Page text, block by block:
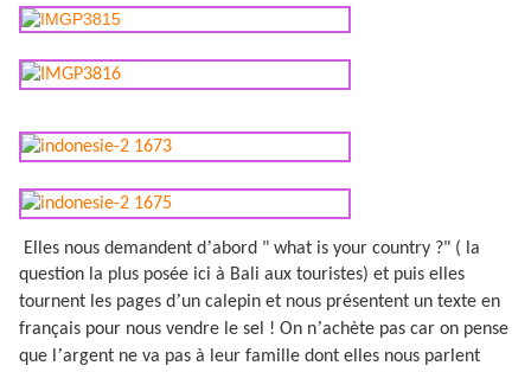
Elles nous demandent d’abord " what is your country ?" ( la
question la plus posée ici à Bali aux touristes) et puis elles
tournent les pages d’un calepin et nous présentent un texte en
français pour nous vendre le sel ! On n’achète pas car on pense
que l’argent ne va pas à leur famille dont elles nous parlent